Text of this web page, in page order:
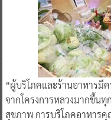
“ผู้บริโภคและร้านอาหารมี
จากโครงการหลวงมากขึ้น
สุขภาพ การบริโภคอาหาร